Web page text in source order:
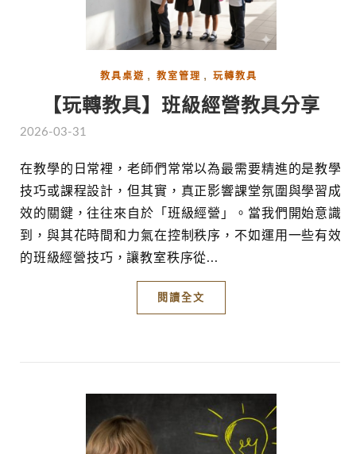
教具桌遊 , 教室管理 , 玩轉教具
【玩轉教具】班級經營教具分享
2026-03-31
在教學的日常裡，老師們常常以為最需要精進的是教學
技巧或課程設計，但其實，真正影響課堂氛圍與學習成
效的關鍵，往往來自於「班級經營」。當我們開始意識
到，與其花時間和力氣在控制秩序，不如運用一些有效
的班級經營技巧，讓教室秩序從...
閱讀全文